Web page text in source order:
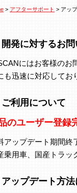
> アフターサポート > アッ
開発に対するお
にはお客様のお
も迅速に対応してお
ご利用について
のユーザー登録
アップデート期間終
乗用車、国産トラッ
アップデート方